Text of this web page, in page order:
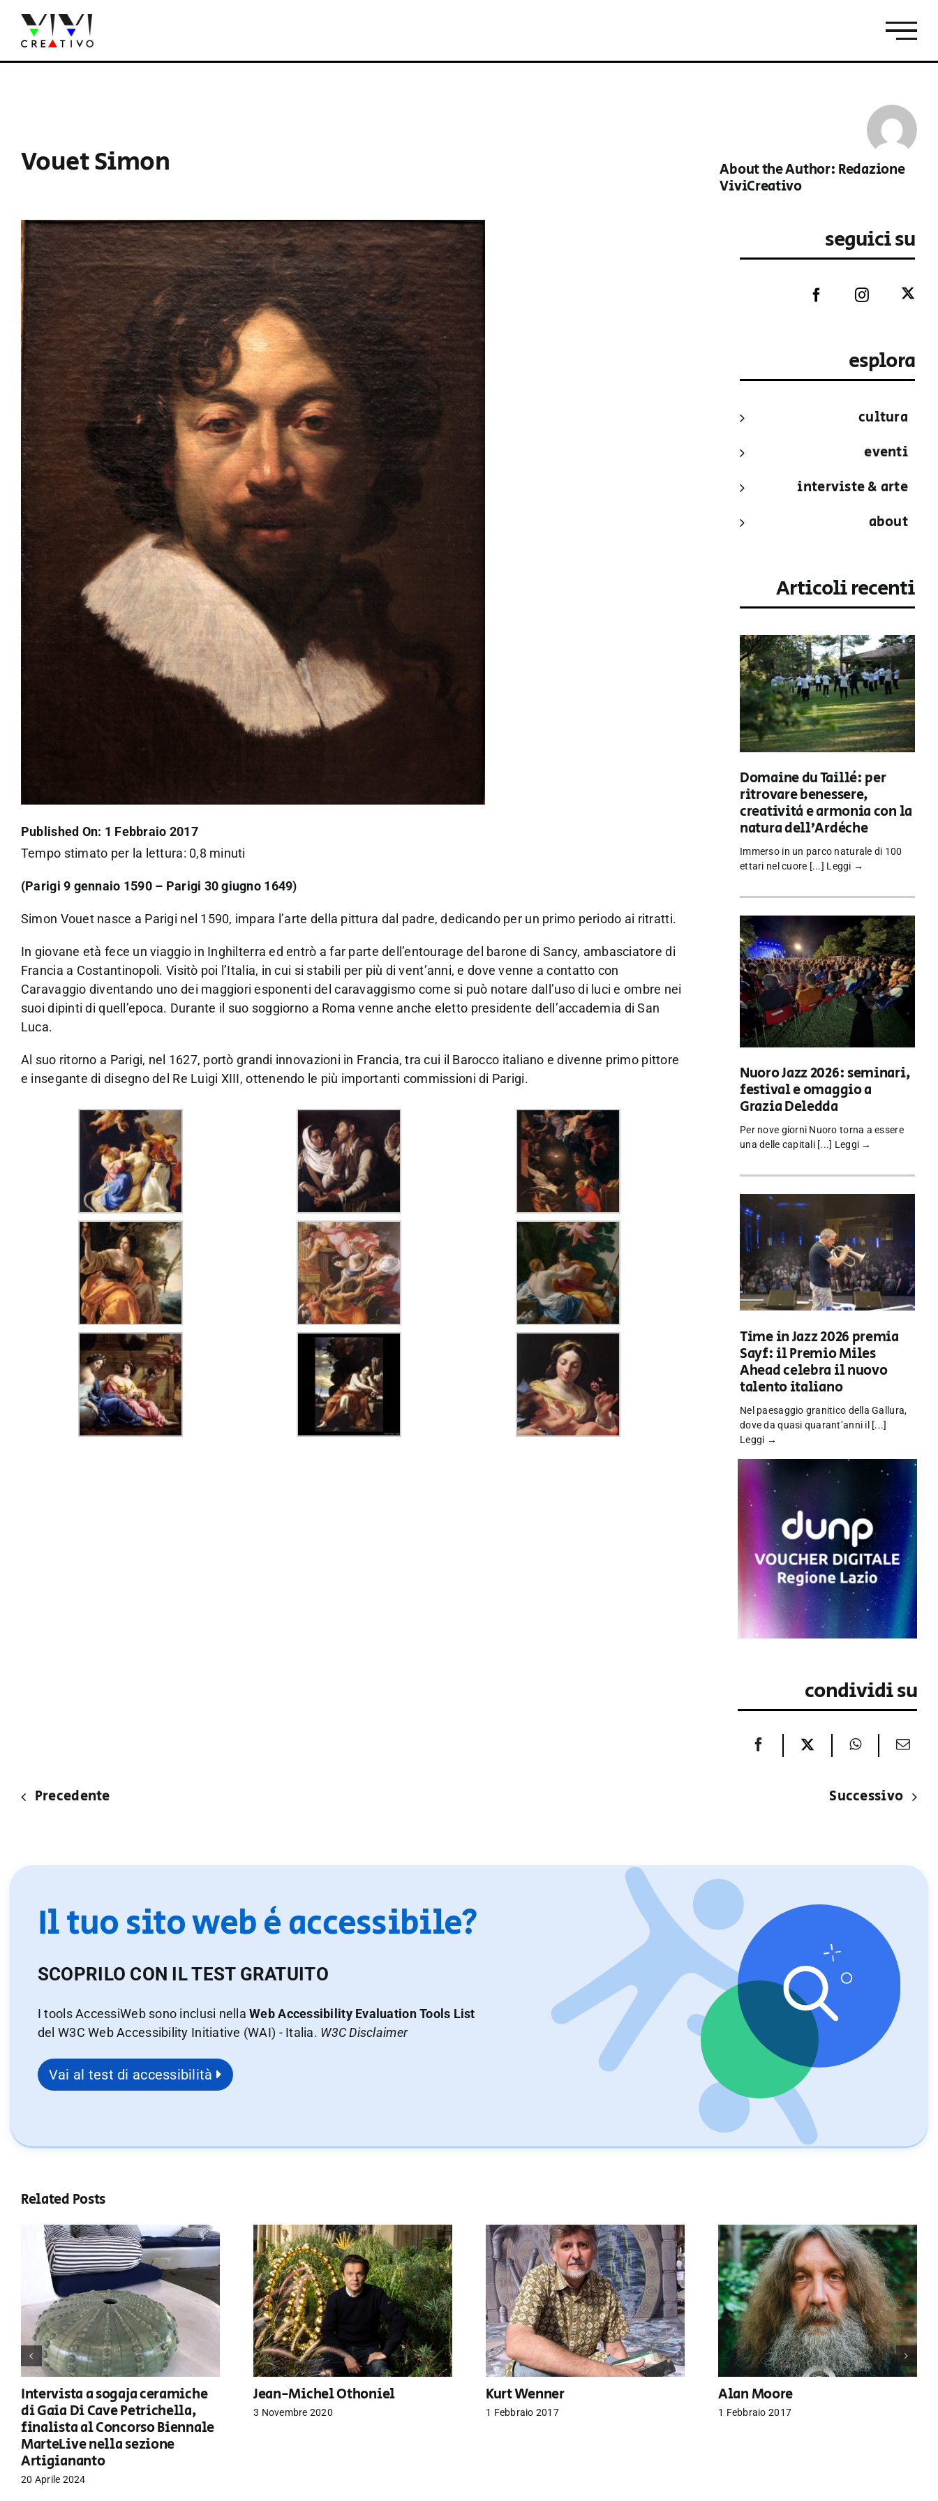
contenuto
Vouet Simon About the Author: Redazione
ViviCreativo
Published On: 1 Febbraio 2017
Tempo stimato per la lettura: 0,8 minuti
(Parigi 9 gennaio 1590 – Parigi 30 giugno 1649)
Simon Vouet nasce a Parigi nel 1590, impara l’arte della pittura dal padre, dedicando per un primo periodo ai ritratti.
In giovane età fece un viaggio in Inghilterra ed entrò a far parte dell’entourage del barone di Sancy, ambasciatore di
Francia a Costantinopoli. Visitò poi l’Italia, in cui si stabili per più di vent’anni, e dove venne a contatto con
Caravaggio diventando uno dei maggiori esponenti del caravaggismo come si può notare dall’uso di luci e ombre nei
suoi dipinti di quell’epoca. Durante il suo soggiorno a Roma venne anche eletto presidente dell’accademia di San
Luca.
Al suo ritorno a Parigi, nel 1627, portò grandi innovazioni in Francia, tra cui il Barocco italiano e divenne primo pittore
e insegante di disegno del Re Luigi XIII, ottenendo le più importanti commissioni di Parigi.
seguici su
esplora
cultura
eventi
interviste & arte
about
Articoli recenti
Domaine du Taillé: per
ritrovare benessere,
creatività e armonia con la
natura dell’Ardèche
Immerso in un parco naturale di 100
ettari nel cuore [...] Leggi →
Nuoro Jazz 2026: seminari,
festival e omaggio a
Grazia Deledda
Per nove giorni Nuoro torna a essere
una delle capitali [...] Leggi →
Time in Jazz 2026 premia
Sayf: il Premio Miles
Ahead celebra il nuovo
talento italiano
Nel paesaggio granitico della Gallura,
dove da quasi quarant’anni il [...]
Leggi →
condividi su
Precedente Successivo
Il tuo sito web è accessibile?
SCOPRILO CON IL TEST GRATUITO
I tools AccessiWeb sono inclusi nellaWeb Accessibility Evaluation Tools List
del W3C Web Accessibility Initiative (WAI) - Italia. W3C Disclaimer
Vai al test di accessibilità
Related Posts
Intervista a sogaja ceramiche
di Gaia Di Cave Petrichella,
finalista al Concorso Biennale
MarteLive nella sezione
Artigiananto
20 Aprile 2024
Jean-Michel Othoniel
3 Novembre 2020
Kurt Wenner
1 Febbraio 2017
Alan Moore
1 Febbraio 2017